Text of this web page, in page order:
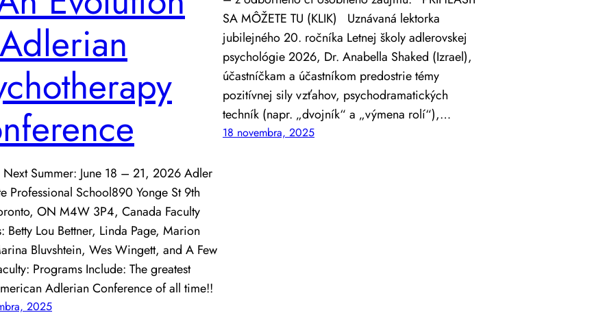
Summer: June 18 – 21, 2026 Adler
Professional School890 Yonge St 9th
ON M4W 3P4, Canada Faculty
Betty Lou Bettner, Linda Page, Marion
Bluvshtein, Wes Wingett, and A Few
Programs Include: The greatest
Adlerian Conference of all time!!
2025
SA MÔŽETE TU (KLIK) Uznávaná lektorka
jubilejného 20. ročníka Letnej školy adlerovskej
psychológie 2026, Dr. Anabella Shaked (Izrael),
účastníčkam a účastníkom predostrie témy
pozitívnej sily vzťahov, psychodramatických
techník (napr. „dvojník“ a „výmena rolí“),…
18 novembra, 2025